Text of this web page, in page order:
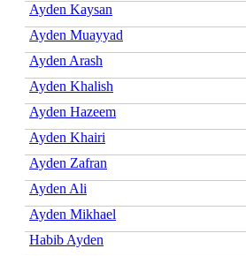
Ayden Kaysan
Ayden Muayyad
Ayden Arash
Ayden Khalish
Ayden Hazeem
Ayden Khairi
Ayden Zafran
Ayden Ali
Ayden Mikhael
Habib Ayden